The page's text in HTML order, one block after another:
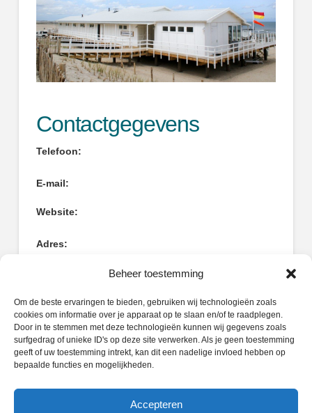
Beheer toestemming
Om de beste ervaringen te bieden, gebruiken wij technologieën zoals
cookies om informatie over je apparaat op te slaan en/of te raadplegen.
Door in te stemmen met deze technologieën kunnen wij gegevens zoals
surfgedrag of unieke ID's op deze site verwerken. Als je geen toestemming
geeft of uw toestemming intrekt, kan dit een nadelige invloed hebben op
bepaalde functies en mogelijkheden.
Accepteren
Contactgegevens
Telefoon:
E-mail:
Website:
Adres:
3371EZ Hardinxveld-Giessendam
Zoeken